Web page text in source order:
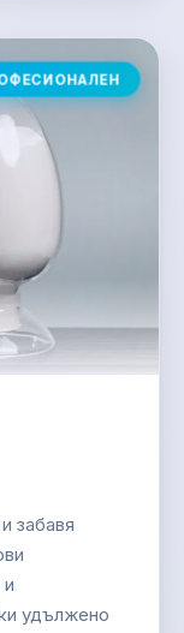
забавя
удължено